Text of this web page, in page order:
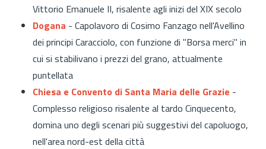
Vittorio Emanuele II, risalente agli inizi del XIX secolo
Dogana - Capolavoro di Cosimo Fanzago nell'Avellino
dei principi Caracciolo, con funzione di "Borsa merci" in
cui si stabilivano i prezzi del grano, attualmente
puntellata
Chiesa e Convento di Santa Maria delle Grazie -
Complesso religioso risalente al tardo Cinquecento,
domina uno degli scenari più suggestivi del capoluogo,
nell'area nord-est della città